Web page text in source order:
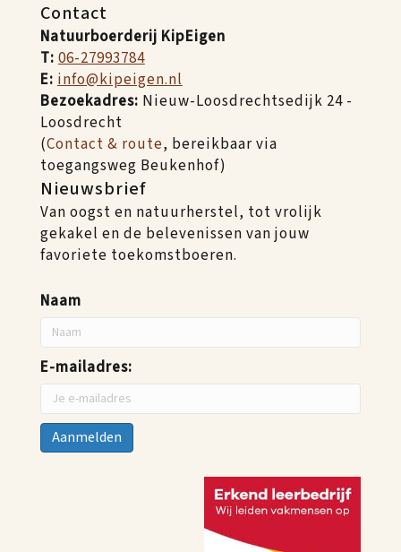
Contact
Natuurboerderij KipEigen
T:06-27993784
E:info@kipeigen.nl
Bezoekadres: Nieuw-Loosdrechtsedijk 24 -
Loosdrecht
(Contact & route, bereikbaar via
toegangsweg Beukenhof)
Nieuwsbrief
Van oogst en natuurherstel, tot vrolijk
gekakel en de belevenissen van jouw
favoriete toekomstboeren.
Naam
E-mailadres: